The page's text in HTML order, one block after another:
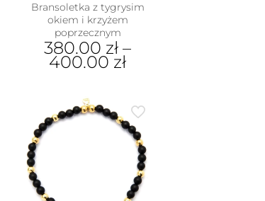
Bransoletka z tygrysim
okiem i krzyżem
poprzecznym
380.00 zł –
400.00 zł
ma
wiele
wariantów.